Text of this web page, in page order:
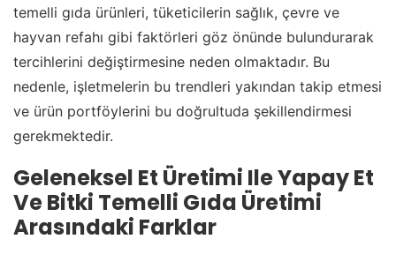
temelli gıda ürünleri, tüketicilerin sağlık, çevre ve
hayvan refahı gibi faktörleri göz önünde bulundurarak
tercihlerini değiştirmesine neden olmaktadır. Bu
nedenle, işletmelerin bu trendleri yakından takip etmesi
ve ürün portföylerini bu doğrultuda şekillendirmesi
gerekmektedir.
Geleneksel Et Üretimi Ile Yapay Et
Ve Bitki Temelli Gıda Üretimi
Arasındaki Farklar